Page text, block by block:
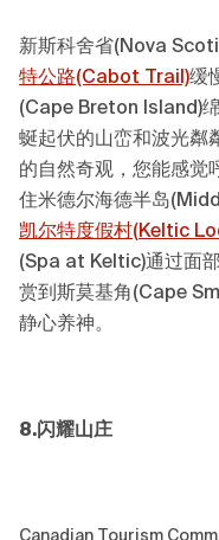
新斯科舍省(Nova
特公路(Cabot Trail)缓
(Cape Breton Island)
蜒起伏的山峦和波光粼
的自然奇观，您能感觉
住米德尔海德半岛
凯尔特度假村(Keltic
(Spa at Keltic)通过面
赏到斯莫基角(Cape
静心养神。
8.闪耀山庄
Canadian Tourism